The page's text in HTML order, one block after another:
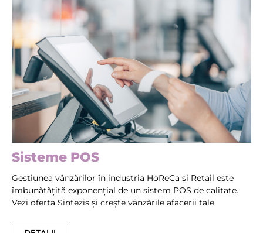
Sisteme POS
Gestiunea vânzărilor în industria HoReCa și Retail este
îmbunătățită exponențial de un sistem POS de calitate.
Vezi oferta Sintezis și crește vânzările afacerii tale.